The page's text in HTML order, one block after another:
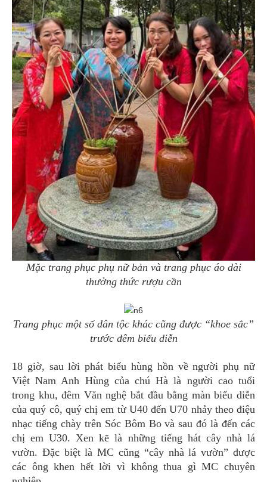
Mặc trang phục phụ nữ bản và trang phục áo dài
thưởng thức rượu cần
Trang phục một số dân tộc khác cũng được “khoe sắc”
trước đêm biểu diễn
18 giờ, sau lời phát biểu hùng hồn về người phụ nữ
Việt Nam Anh Hùng của chú Hà là người cao tuổi
trong khu, đêm Văn nghệ bắt đầu bằng màn biểu diễn
của quý cô, quý chị em từ U40 đến U70 nhảy theo điệu
nhạc tiếng chày trên Sóc Bôm Bo và sau đó là đến các
chị em U30. Xen kẽ là những tiếng hát cây nhà lá
vườn. Đặc biệt là MC cũng “cây nhà lá vườn” được
các ông khen hết lời vì không thua gì MC chuyên